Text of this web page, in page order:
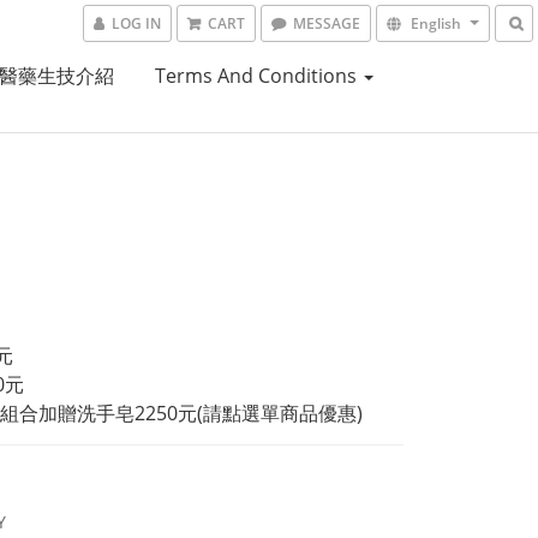
LOG IN CART MESSAGE English
藥生技介紹 Terms And Conditions
合加贈洗手皂2250元(請點選單商品優惠)